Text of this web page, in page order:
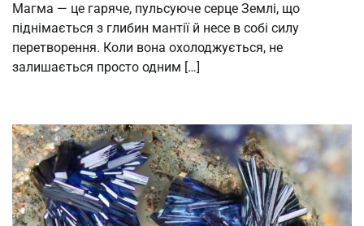
Магма — це гаряче, пульсуюче серце Землі, що
піднімається з глибин мантії й несе в собі силу
перетворення. Коли вона охолоджується, не
залишається просто одним […]